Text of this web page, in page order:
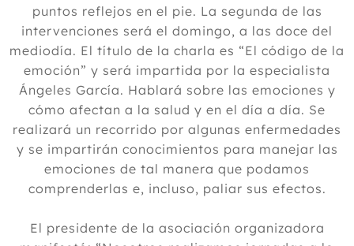
puntos reflejos en el pie. La segunda de las
intervenciones será el domingo, a las doce del
mediodía. El título de la charla es “El código de la
emoción” y será impartida por la especialista
Ángeles García. Hablará sobre las emociones y
cómo afectan a la salud y en el día a día. Se
realizará un recorrido por algunas enfermedades
y se impartirán conocimientos para manejar las
emociones de tal manera que podamos
comprenderlas e, incluso, paliar sus efectos.
El presidente de la asociación organizadora